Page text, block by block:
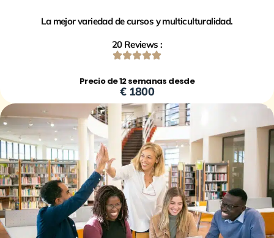
La mejor variedad de cursos y multiculturalidad.
20 Reviews :
Precio de 12 semanas desde
€ 1800